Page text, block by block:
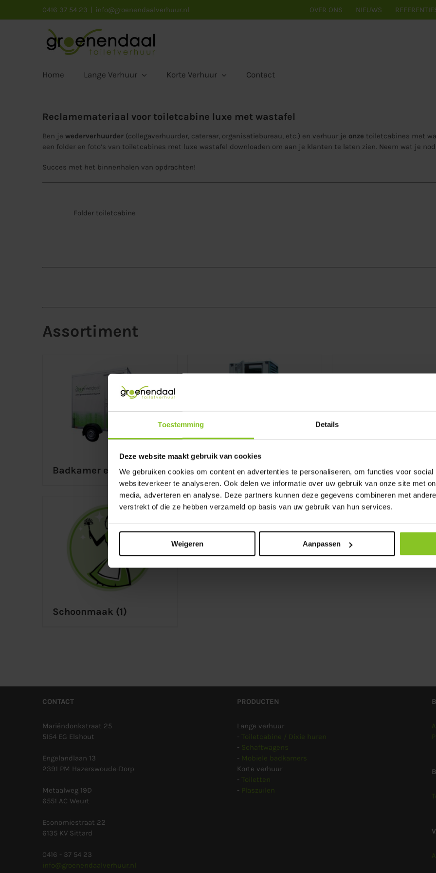
Toestemming Details
Deze website maakt gebruik van cookies
We gebruiken cookies om content en advertenties te personaliseren, om functies voor
websiteverkeer te analyseren. Ook delen we informatie over uw gebruik van onze site met
media, adverteren en analyse. Deze partners kunnen deze gegevens combineren met
verstrekt of die ze hebben verzameld op basis van uw gebruik van hun services.
Weigeren Aanpassen
0416 37 54 23 | info@groenendaalverhuur.nl OVER ONS NIEUWS
Home Lange Verhuur Korte Verhuur Contact
Reclamemateriaal voor toiletcabine luxe met wastafel
Ben je wederverhuurder (collegaverhuurder, cateraar, organisatiebureau, etc.) en verhuur je onze toiletcabines met
een folder en foto’s van toiletcabines met luxe wastafel downloaden om aan je klanten te laten zien. Neem wat je
Succes met het binnenhalen van opdrachten!
Folder toiletcabine
Assortiment
Badkamer en douche(1) Korte Verhuur(6) Lange Verhuur (6)
Schoonmaak (1)
Toilet feest of
evenement(6)
Toilet op
CONTACT
Mariëndonkstraat 25
5154 EG Elshout
Engelandlaan 13
2391 PM Hazerswoude-Dorp
Metaalweg 19D
6551 AC Weurt
Economiestraat 22
6135 KV Sittard
0416 - 37 54 23
info@groenendaalverhuur.nl
PRODUCTEN
Lange verhuur
- Toiletcabine / Dixie huren
- Schaftwagens
- Mobiele badkamers
Korte verhuur
- Toiletten
- Plaszuilen